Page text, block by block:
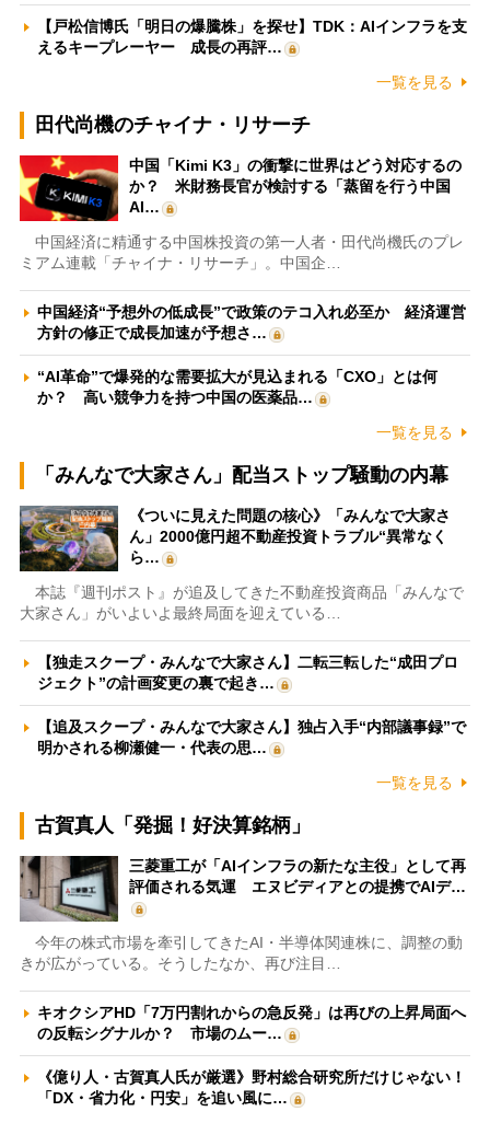
【戸松信博氏「明日の爆騰株」を探せ】TDK：AIインフラを支
えるキープレーヤー 成長の再評…
一覧を見る
田代尚機のチャイナ・リサーチ
中国「Kimi K3」の衝撃に世界はどう対応するの
か？ 米財務長官が検討する「蒸留を行う中国
AI…
中国経済に精通する中国株投資の第一人者・田代尚機氏のプレ
ミアム連載「チャイナ・リサーチ」。中国企…
中国経済“予想外の低成長”で政策のテコ入れ必至か 経済運営
方針の修正で成長加速が予想さ…
“AI革命”で爆発的な需要拡大が見込まれる「CXO」とは何
か？ 高い競争力を持つ中国の医薬品…
一覧を見る
「みんなで大家さん」配当ストップ騒動の内幕
《ついに見えた問題の核心》「みんなで大家さ
ん」2000億円超不動産投資トラブル“異常なく
ら…
本誌『週刊ポスト』が追及してきた不動産投資商品「みんなで
大家さん」がいよいよ最終局面を迎えている…
【独走スクープ・みんなで大家さん】二転三転した“成田プロ
ジェクト”の計画変更の裏で起き…
【追及スクープ・みんなで大家さん】独占入手“内部議事録”で
明かされる柳瀬健一・代表の思…
一覧を見る
古賀真人「発掘！好決算銘柄」
三菱重工が「AIインフラの新たな主役」として再
評価される気運 エヌビディアとの提携でAIデ…
今年の株式市場を牽引してきたAI・半導体関連株に、調整の動
きが広がっている。そうしたなか、再び注目…
キオクシアHD「7万円割れからの急反発」は再びの上昇局面へ
の反転シグナルか？ 市場のムー…
《億り人・古賀真人氏が厳選》野村総合研究所だけじゃない！
「DX・省力化・円安」を追い風に…